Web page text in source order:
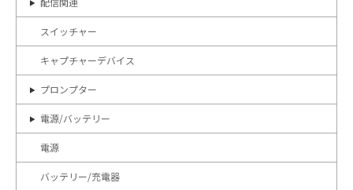
スイッチャー
キャプチャーデバイス
プロンプター
電源/バッテリー
電源
バッテリー/充電器